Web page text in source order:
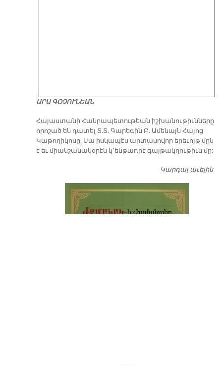
ԱՐԱ ԳՕՉՈՒՆԵԱՆ
​Հայաստանի Հանրապետութեան իշխանութիւնները
որոշած են դատել Տ.Տ. Գարեգին Բ. Ամենայն Հայոց
Կաթողիկոսը: Սա իսկապէս արտասովոր երեւոյթ մըն
է եւ միանշանակօրէն կ՚ենթադրէ գայթակղութիւն մը:
Կարդալ աւելին